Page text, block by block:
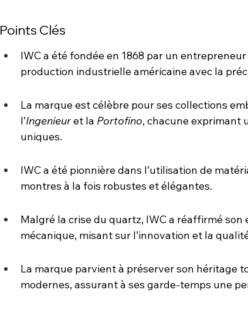
Points Clés
IWC a été fondée en 1868 par un
production industrielle américaine avec la
La marque est célèbre pour ses collections
l’Ingenieur et la Portofino, chacune exprimant
uniques.
IWC a été pionnière dans l’utilisation de
montres à la fois robustes et élégantes.
Malgré la crise du quartz, IWC a réaffirmé
mécanique, misant sur l’innovation et la
La marque parvient à préserver son héritage
modernes, assurant à ses garde-temps une